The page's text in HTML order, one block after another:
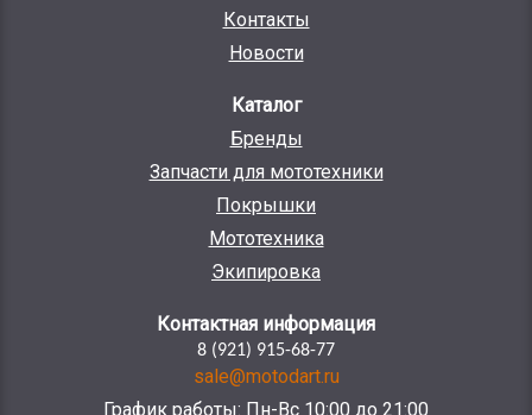
Контакты
Новости
Каталог
Бренды
Запчасти для мототехники
Покрышки
Мототехника
Экипировка
Контактная информация
8 (921) 915-68-77
sale@motodart.ru
График работы: Пн-Вс 10:00 до 21:00